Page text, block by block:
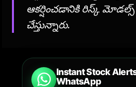
ఆకర్షించడానికి రిస్క్ మోడల్స్
చేస్తున్నారు.
Instant Stock
WhatsApp